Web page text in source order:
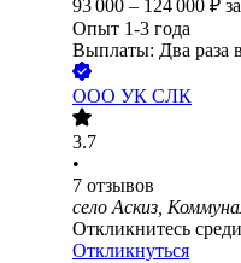
93 000 – 124 000 ₽
Опыт 1-3 года
Выплаты: Два раза
ООО УК СЛК
3.7
•
7 отзывов
село Аскиз,
Откликнитесь
Откликнуться